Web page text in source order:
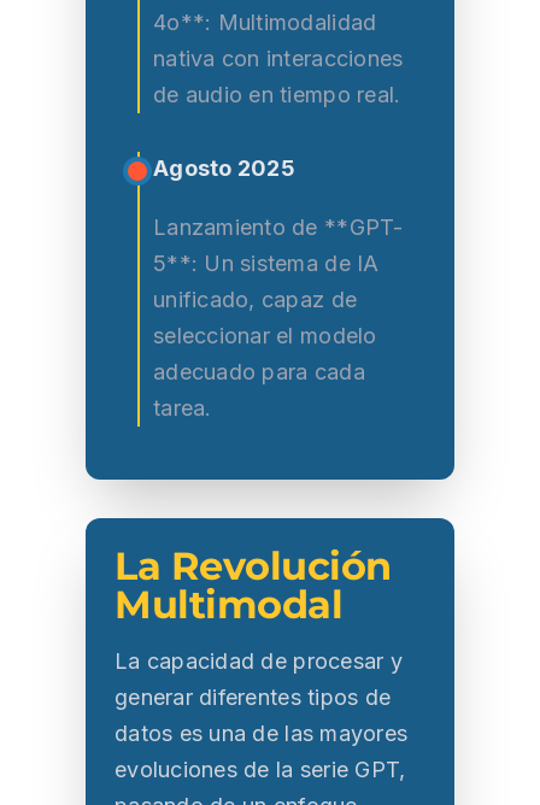
4o**: Multimodalidad
nativa con interacciones
de audio en tiempo real.
Agosto 2025
Lanzamiento de **GPT-
5**: Un sistema de IA
unificado, capaz de
seleccionar el modelo
adecuado para cada
tarea.
La Revolución
Multimodal
La capacidad de procesar y
generar diferentes tipos de
datos es una de las mayores
evoluciones de la serie GPT,